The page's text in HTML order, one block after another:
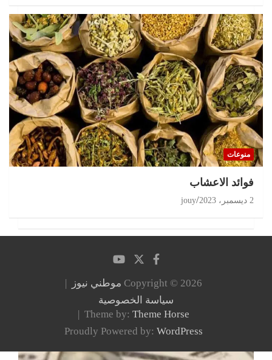
منوعات
‏فوائد الاعشاب
2 ديسمبر، 2023 jouy
Copyright © 2026 موطني نيوز
سياسة الخصوصية
Theme by: Theme Horse
Proudly Powered by: WordPress